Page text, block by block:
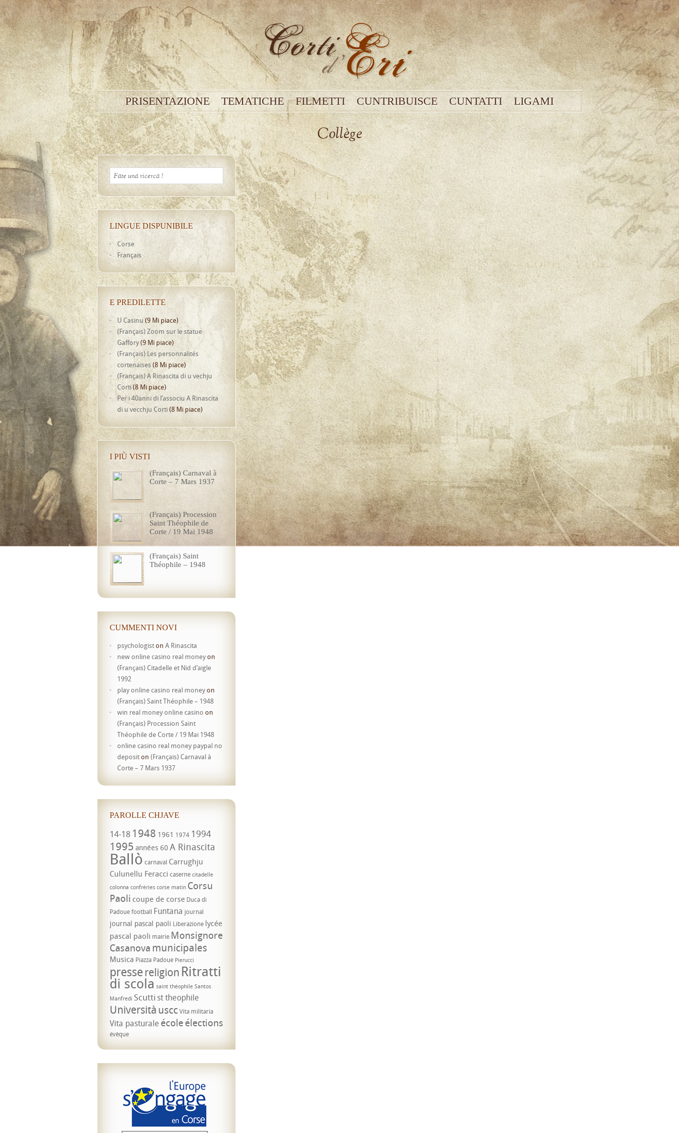
PRISENTAZIONE TEMATICHE FILMETTI CUNTRIBUISCE CUNTATTI LIGAMI
Collège
LINGUE DISPUNIBILE
Corse
Français
E PREDILETTE
U Casinu (9 Mi piace)
(Français) Zoom sur le statue
Gaffory(9 Mi piace)
(Français) Les personnalités
cortenaises(8 Mi piace)
(Français) A Rinascita di u vechju
Corti(8 Mi piace)
Per i 40anni di l’associu A Rinascita
di u vecchju Corti(8 Mi piace)
I PIÙ VISTI
(Français) Carnaval à
Corte – 7 Mars 1937
(Français) Procession
Saint Théophile de
Corte / 19 Mai 1948
(Français) Saint
Théophile – 1948
CUMMENTI NOVI
psychologiston A Rinascita
new online casino real moneyon
(Français) Citadelle et Nid d’aigle
1992
play online casino real moneyon
(Français) Saint Théophile – 1948
win real money online casino on
(Français) Procession Saint
Théophile de Corte / 19 Mai 1948
online casino real money paypal no
depositon (Français) Carnaval à
Corte – 7 Mars 1937
PAROLLE CHJAVE
14-18 1948 1961 1974 1994
1995 années 60 A Rinascita
Ballò carnaval Carrughju
Culunellu Feracci caserne citadelle
colonna confréries corse matin Corsu
Paoli coupe de corse Duca di
Padouefootball Funtana journal
journal pascal paoli Liberazione lycée
pascal paoli mairie Monsignore
Casanova municipales
Musica Piazza Padoue Pierucci
pressereligion Ritratti
di scola saint théophile Santos
Manfredi Scuttist theophile
UniversitàusccVita militaria
Vita pasturale écoleélections
évêque